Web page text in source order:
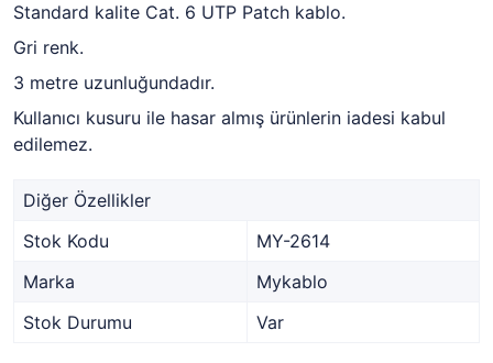
Standard kalite Cat. 6 UTP Patch kablo.
Gri renk.
3 metre uzunluğundadır.
Kullanıcı kusuru ile hasar almış ürünlerin iadesi kabul
edilemez.
Diğer Özellikler
Stok Kodu
MY-2614
Marka
Mykablo
Stok Durumu
Var